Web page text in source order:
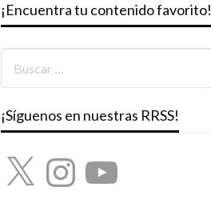
¡Encuentra tu contenido favorito!
¡Síguenos en nuestras RRSS!
X InstagramYouTube